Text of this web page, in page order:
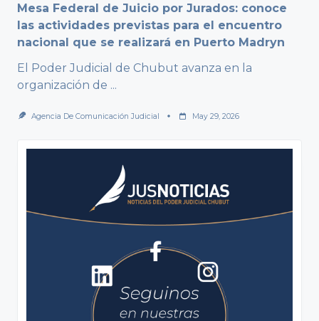
Mesa Federal de Juicio por Jurados: conoce
las actividades previstas para el encuentro
nacional que se realizará en Puerto Madryn
El Poder Judicial de Chubut avanza en la
organización de ...
Agencia De Comunicación Judicial May 29, 2026